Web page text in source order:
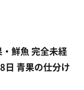
鮮魚 完全未経
青果の仕分け